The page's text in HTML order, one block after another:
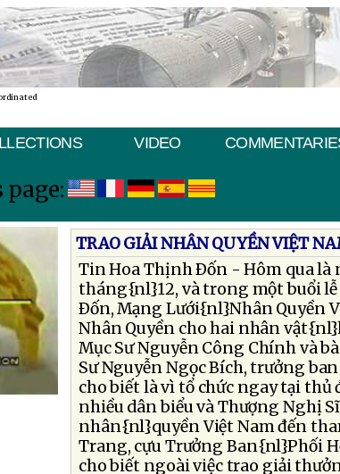
VIDEO
TRAO GIẢI NHÂN QUYỀN VIỆT
Tin Hoa Thịnh Ðốn - Hôm qua là
tháng{nl}12, và trong một buổi
Ðốn, Mạng Lưới{nl}Nhân Quyền
Nhân Quyền cho hai nhân
Mục Sư Nguyễn Công Chính và
Sư Nguyễn Ngọc Bích, trưởng
cho biết là vì tổ chức ngay tại thủ
nhiều dân biểu và Thượng Nghị
nhân{nl}quyền Việt Nam đến
Trang, cựu Trưởng Ban{nl}Phối
cho biết ngoài việc trao giải